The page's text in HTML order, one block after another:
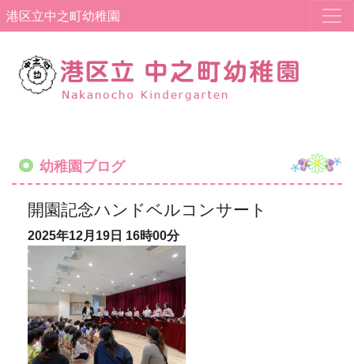
港区立中之町幼稚園
幼稚園ブログ
開園記念ハンドベルコンサート
2025年12月19日 16時00分